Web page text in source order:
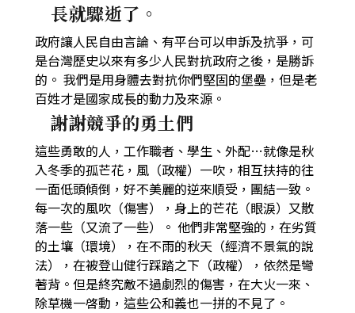
長就驟逝了。
政府讓人民自由言論、有平台可以申訴及抗爭，可
是台灣歷史以來有多少人民對抗政府之後，是勝訴
的。 我們是用身體去對抗你們堅固的堡壘，但是老
百姓才是國家成長的動力及來源。
謝謝競爭的勇土們
這些勇敢的人，工作職者、學生、外配…就像是秋
入冬季的孤芒花，風（政權）一吹，相互扶持的往
一面低頭傾倒，好不美麗的逆來順受，團結一致。
每一次的風吹（傷害），身上的芒花（眼淚）又散
落一些（又流了一些）。 他們非常堅強的，在劣質
的土壤（環境），在不雨的秋天（經濟不景氣的說
法），在被登山健行踩踏之下（政權），依然是彎
著背。但是終究敵不過劇烈的傷害，在大火一來、
除草機一啓動，這些公和義也一拼的不見了。